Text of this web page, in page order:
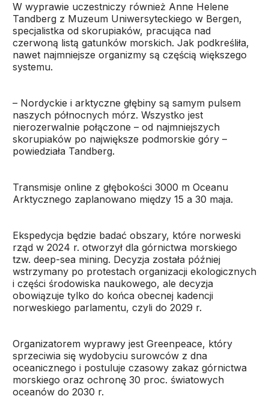
W wyprawie uczestniczy również Anne Helene
Tandberg z Muzeum Uniwersyteckiego w Bergen,
specjalistka od skorupiaków, pracująca nad
czerwoną listą gatunków morskich. Jak podkreśliła,
nawet najmniejsze organizmy są częścią większego
systemu.
– Nordyckie i arktyczne głębiny są samym pulsem
naszych północnych mórz. Wszystko jest
nierozerwalnie połączone – od najmniejszych
skorupiaków po największe podmorskie góry –
powiedziała Tandberg.
Transmisje online z głębokości 3000 m Oceanu
Arktycznego zaplanowano między 15 a 30 maja.
Ekspedycja będzie badać obszary, które norweski
rząd w 2024 r. otworzył dla górnictwa morskiego
tzw. deep-sea mining. Decyzja została później
wstrzymany po protestach organizacji ekologicznych
i części środowiska naukowego, ale decyzja
obowiązuje tylko do końca obecnej kadencji
norweskiego parlamentu, czyli do 2029 r.
Organizatorem wyprawy jest Greenpeace, który
sprzeciwia się wydobyciu surowców z dna
oceanicznego i postuluje czasowy zakaz górnictwa
morskiego oraz ochronę 30 proc. światowych
oceanów do 2030 r.